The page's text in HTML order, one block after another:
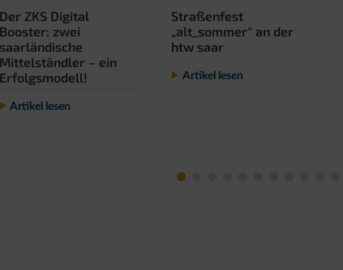
Der ZKS Digital
Booster: zwei
saarländische
Mittelständler – ein
Erfolgsmodell!
Artikel lesen
Straßenfest
„alt_sommer“ an der
htw saar
Artikel lesen